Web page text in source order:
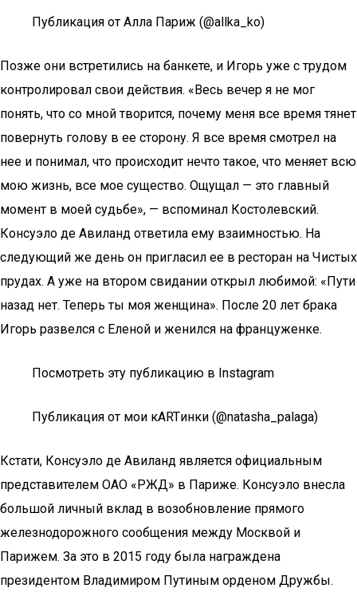
Публикация от Алла Париж (@allka_ko)
Позже они встретились на банкете, и Игорь уже с трудом
контролировал свои действия. «Весь вечер я не мог
понять, что со мной творится, почему меня все время тянет
повернуть голову в ее сторону. Я все время смотрел на
нее и понимал, что происходит нечто такое, что меняет всю
мою жизнь, все мое существо. Ощущал — это главный
момент в моей судьбе», — вспоминал Костолевский.
Консуэло де Авиланд ответила ему взаимностью. На
следующий же день он пригласил ее в ресторан на Чистых
прудах. А уже на втором свидании открыл любимой: «Пути
назад нет. Теперь ты моя женщина». После 20 лет брака
Игорь развелся с Еленой и женился на француженке.
Посмотреть эту публикацию в Instagram
Публикация от мои кАRTинки (@natasha_palaga)
Кстати, Консуэло де Авиланд является официальным
представителем ОАО «РЖД» в Париже. Консуэло внесла
большой личный вклад в возобновление прямого
железнодорожного сообщения между Москвой и
Парижем. За это в 2015 году была награждена
президентом Владимиром Путиным орденом Дружбы.